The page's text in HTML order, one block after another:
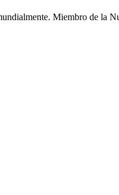
Miembro de